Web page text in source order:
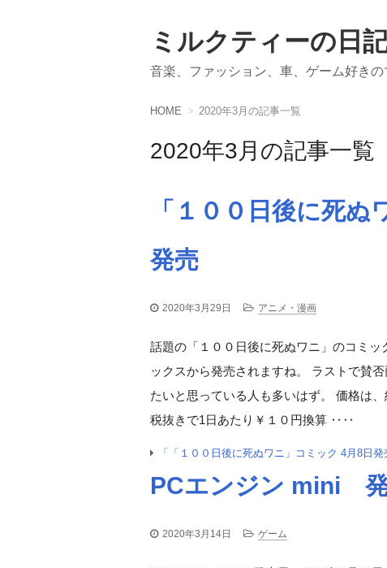
ミルクティーの日
音楽、ファッション、車、ゲーム好き
HOME 2020年3月の記事一覧
2020年3月の記事一覧
「１００日後に死ぬ
発売
2020年3月29日 アニメ・漫画
話題の「１００日後に死ぬワニ」のコミッ
ックスから発売されますね。 ラストで賛
たいと思っている人も多いはず。 価格は
税抜きで1日あたり￥１０円換算 ‥‥
「「１００日後に死ぬワニ」コミック 4月8日
PCエンジン mini 発
2020年3月14日 ゲーム